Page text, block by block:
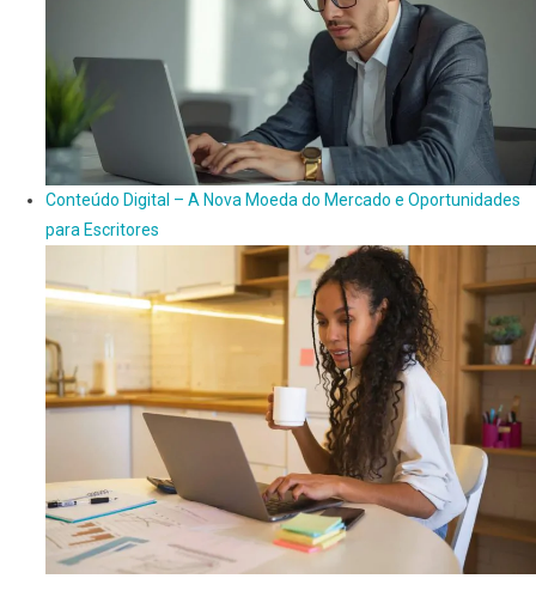
Conteúdo Digital – A Nova Moeda do Mercado e Oportunidades
para Escritores